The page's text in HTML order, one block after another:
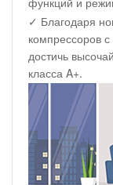
✓ Благодаря
компрессоров
достичь
класса A+.